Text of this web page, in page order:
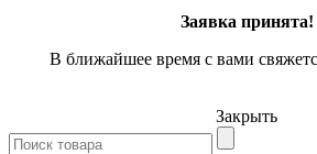
Заявка принята!
В ближайшее время с вами
Закрыть